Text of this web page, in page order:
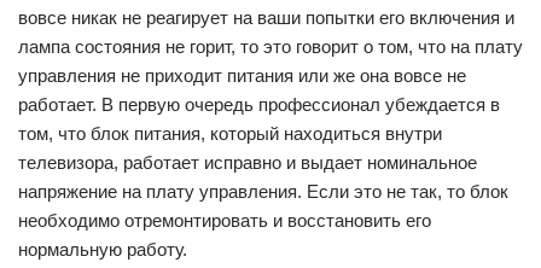
вовсе никак не реагирует на ваши попытки его включения и
лампа состояния не горит, то это говорит о том, что на плату
управления не приходит питания или же она вовсе не
работает. В первую очередь профессионал убеждается в
том, что блок питания, который находиться внутри
телевизора, работает исправно и выдает номинальное
напряжение на плату управления. Если это не так, то блок
необходимо отремонтировать и восстановить его
нормальную работу.